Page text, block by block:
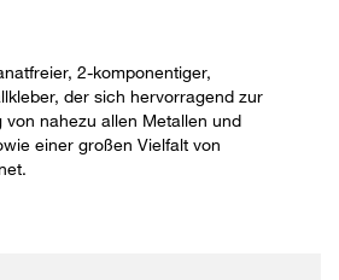
2-komponentiger,
der sich hervorragend zur
von nahezu allen Metallen und
einer großen Vielfalt von